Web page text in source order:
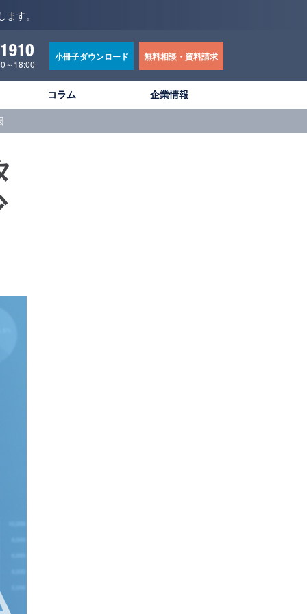
す。
～18:00
小冊子ダウンロード 無料相談・資料請求
コラム 企業情報